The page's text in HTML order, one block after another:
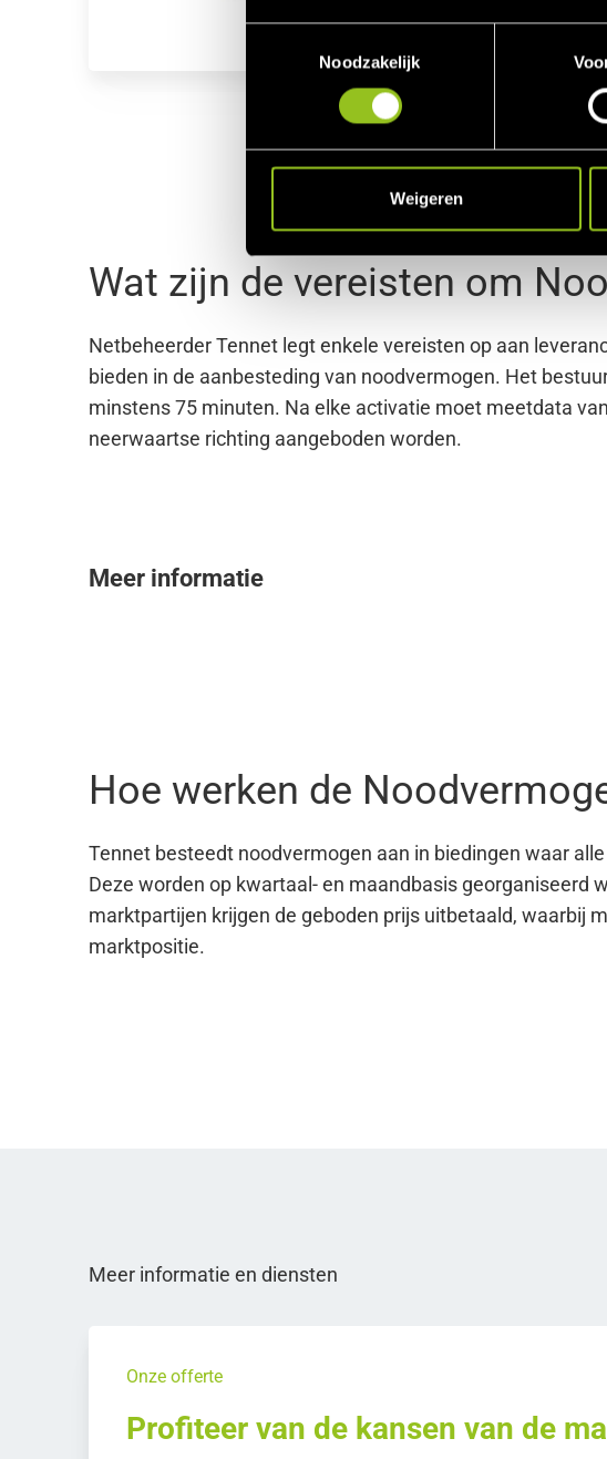
i
n
g
s
e
l
e
Noodzakelijk
Weigeren
Wat zijn de vereisten om
Netbeheerder Tennet legt enkele vereisten op aan
bieden in de aanbesteding van noodvermogen. Het
minstens 75 minuten. Na elke activatie moet meetdata
neerwaartse richting aangeboden worden.
Meer informatie
Hoe werken de
Tennet besteedt noodvermogen aan in biedingen waar
Deze worden op kwartaal- en maandbasis georganiseerd
marktpartijen krijgen de geboden prijs uitbetaald, waarbij
marktpositie.
Meer informatie en diensten
Onze offerte
Profiteer van de kansen van de